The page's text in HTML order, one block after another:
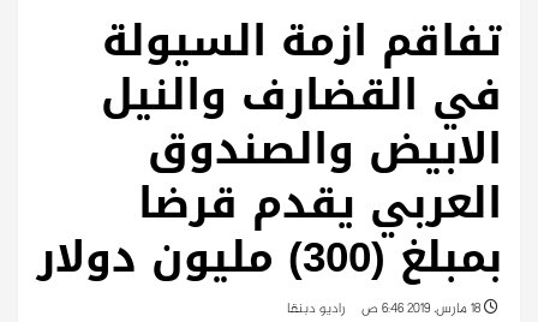
تفاقم ازمة السيولة
في القضارف والنيل
الابيض والصندوق
العربي يقدم قرضا
بمبلغ (300) مليون دولار
راديو دبنقا